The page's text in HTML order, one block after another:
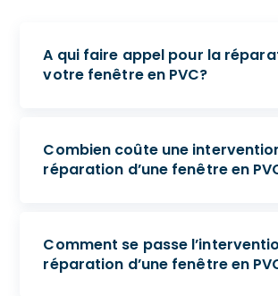
A qui faire appel pour la
votre fenêtre en PVC?
Combien coûte une
réparation d’une fenêtre en
Comment se passe
réparation d’une fenêtre en